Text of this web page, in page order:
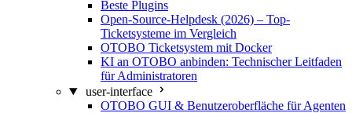
Beste Plugins
Open-Source-Helpdesk (2026) – Top-
Ticketsysteme im Vergleich
OTOBO Ticketsystem mit Docker
KI an OTOBO anbinden: Technischer Leitfaden
für Administratoren
user-interface
OTOBO GUI & Benutzeroberfläche für Agenten